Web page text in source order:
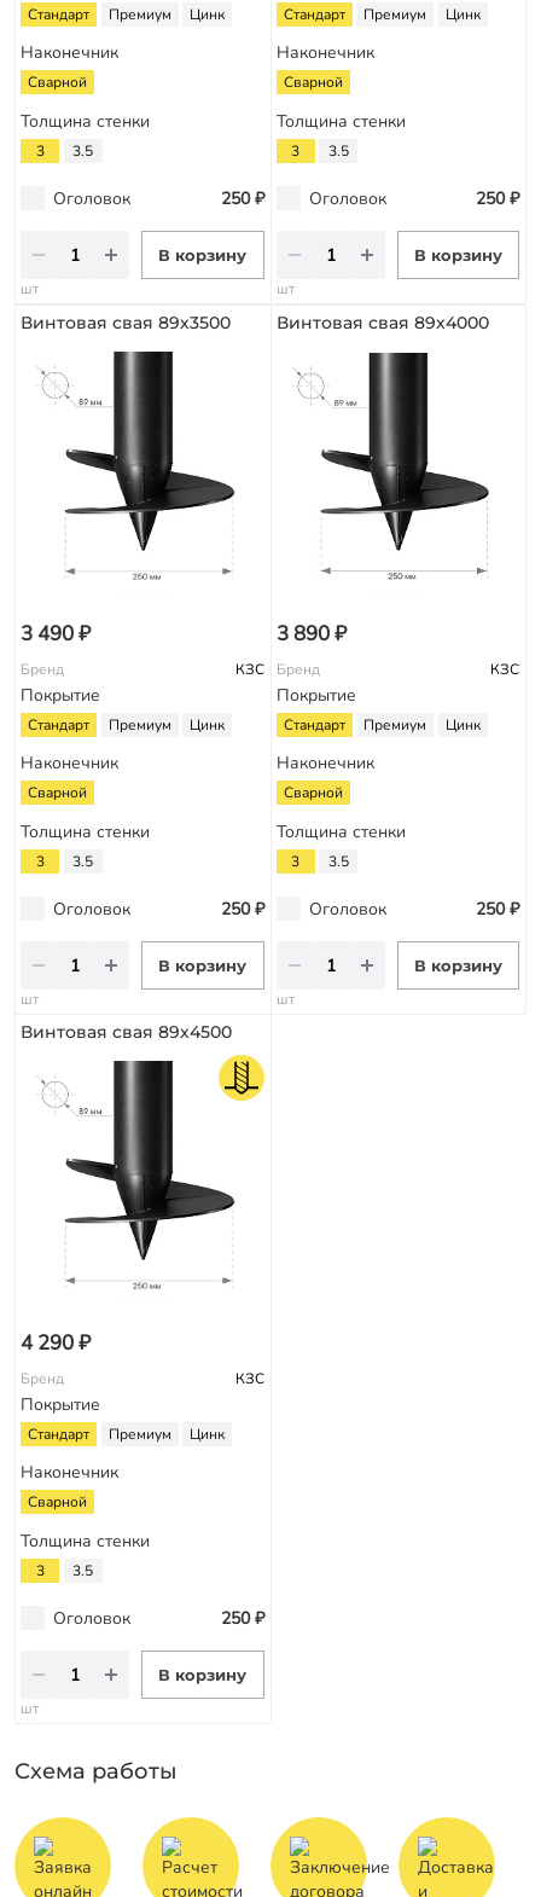
Стандарт Премиум Цинк
Наконечник
Сварной
Толщина стенки
3 3.5
Оголовок 250 ₽
В корзину
шт
Стандарт Премиум Цинк
Наконечник
Сварной
Толщина стенки
3 3.5
Оголовок 250 ₽
В корзину
шт
Винтовая свая 89х3500
3 490 ₽
Бренд КЗС
Покрытие
Стандарт Премиум Цинк
Наконечник
Сварной
Толщина стенки
3 3.5
Оголовок 250 ₽
В корзину
шт
Винтовая свая 89х4000
3 890 ₽
Бренд КЗС
Покрытие
Стандарт Премиум Цинк
Наконечник
Сварной
Толщина стенки
3 3.5
Оголовок 250 ₽
В корзину
шт
Винтовая свая 89х4500
4 290 ₽
Бренд КЗС
Покрытие
Стандарт Премиум Цинк
Наконечник
Сварной
Толщина стенки
3 3.5
Оголовок 250 ₽
В корзину
шт
Схема работы